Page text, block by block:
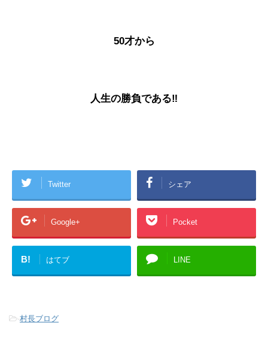
50才から
人生の勝負である‼️
Twitter シェア
Google+ Pocket
B! はてブ LINE
-村長ブログ